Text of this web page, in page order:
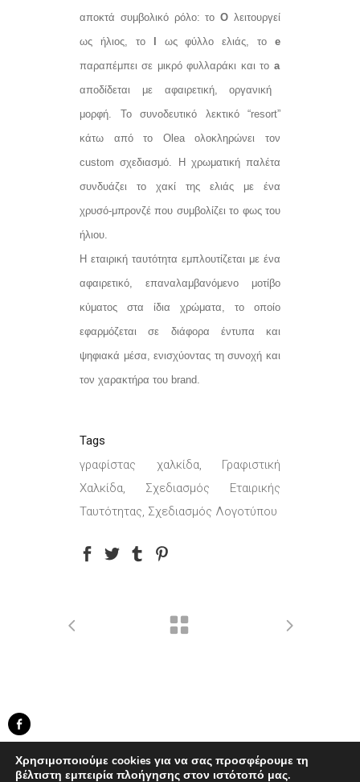
αποκτά συμβολικό ρόλο: τοO λειτουργεί
ως ήλιος, το l ως φύλλο ελιάς, το e
παραπέμπει σε μικρό φυλλαράκι και το a
αποδίδεται με αφαιρετική, οργανική
μορφή. Το συνοδευτικό λεκτικό “resort”
κάτω από το Olea ολοκληρώνει τον
custom σχεδιασμό. Η χρωματική παλέτα
συνδυάζει το χακί της ελιάς με ένα
χρυσό‑μπρονζέ που συμβολίζει το φως του
ήλιου.
Η εταιρική ταυτότητα εμπλουτίζεται με ένα
αφαιρετικό, επαναλαμβανόμενο μοτίβο
κύματος στα ίδια χρώματα, το οποίο
εφαρμόζεται σε διάφορα έντυπα και
ψηφιακά μέσα, ενισχύοντας τη συνοχή και
τον χαρακτήρα του brand.
Tags
γραφίστας χαλκίδα, Γραφιστική
Χαλκίδα, Σχεδιασμός Εταιρικής
Ταυτότητας, Σχεδιασμός Λογοτύπου
...developed byBWD
Χρησιμοποιούμε cookies για να σας προσφέρουμε τη
βέλτιστη εμπειρία πλοήγησης στον ιστότοπό μας.